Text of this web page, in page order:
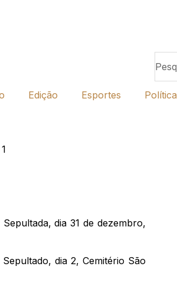
Edição Esportes Política
1
dia 31 de dezembro,
dia 2, Cemitério São